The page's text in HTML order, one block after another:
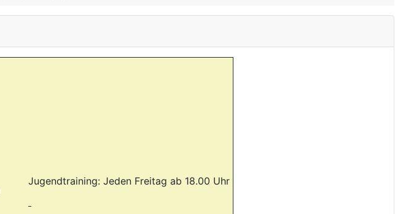
Jugendtraining: Jeden Freitag ab 18.00 Uhr